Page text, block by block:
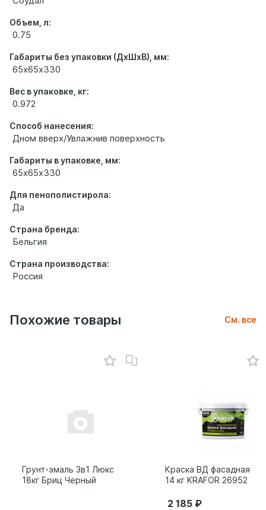
Объем, л:
0.75
Габариты без упаковки (ДхШхВ), мм:
65х65х330
Вес в упаковке, кг:
0.972
Способ нанесения:
Дном вверх/Увлажнив поверхность
Габариты в упаковке, мм:
65х65х330
Для пенополистирола:
Да
Страна бренда:
Бельгия
Страна производства:
Россия
Похожие товары См. все
Грунт-эмаль 3в1 Люкс
18кг Бриц Черный
Краска ВД фасадная
14 кг KRAFOR 26952
2 185